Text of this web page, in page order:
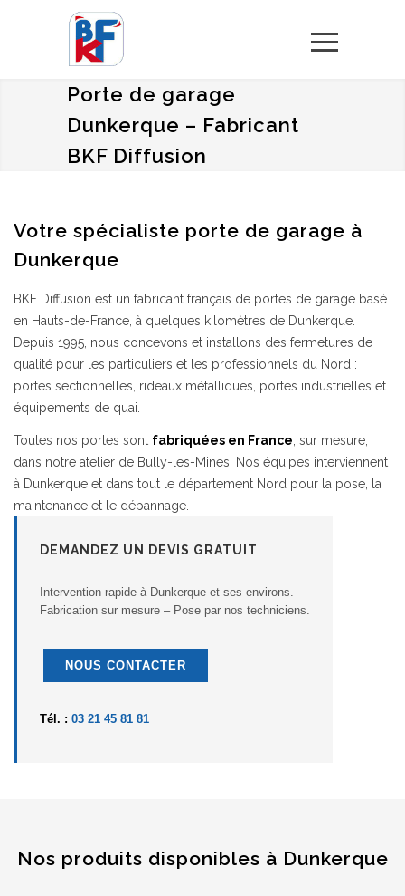
Menu
Porte de garage
Dunkerque – Fabricant
BKF Diffusion
Votre spécialiste porte de garage à
Dunkerque
BKF Diffusion est un fabricant français de portes de garage basé
en Hauts-de-France, à quelques kilomètres de Dunkerque.
Depuis 1995, nous concevons et installons des fermetures de
qualité pour les particuliers et les professionnels du Nord :
portes sectionnelles, rideaux métalliques, portes industrielles et
équipements de quai.
Toutes nos portes sont fabriquées en France , sur mesure,
dans notre atelier de Bully-les-Mines. Nos équipes interviennent
à Dunkerque et dans tout le département Nord pour la pose, la
maintenance et le dépannage.
DEMANDEZ UN DEVIS GRATUIT
Intervention rapide à Dunkerque et ses environs.
Fabrication sur mesure – Pose par nos techniciens.
NOUS CONTACTER
Tél. : 03 21 45 81 81
Nos produits disponibles à Dunkerque